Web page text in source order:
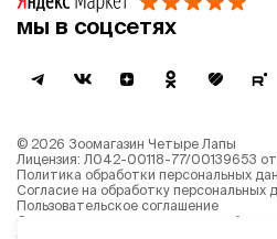
мы в соцсетях
© 2026 Зоомагазин Четыре Лапы
Лицензия: Л042-00118-77/00139653 от
Политика обработки персональных
Согласие на обработку персональных
Пользовательское соглашение
Согласие на получение новостной и
Описание рекомендательных